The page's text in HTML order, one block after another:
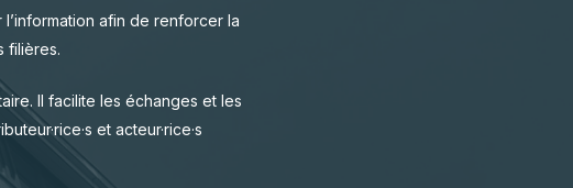
afin de renforcer la
filières.
Il facilite les échanges et les
et acteur·rice·s